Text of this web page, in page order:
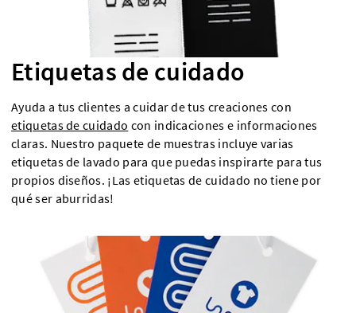
Etiquetas de cuidado
Ayuda a tus clientes a cuidar de tus creaciones con
etiquetas de cuidado con indicaciones e informaciones
claras. Nuestro paquete de muestras incluye varias
etiquetas de lavado para que puedas inspirarte para tus
propios diseños. ¡Las etiquetas de cuidado no tiene por
qué ser aburridas!